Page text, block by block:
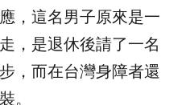
，這名男子原來是一
，是退休後請了一名
，而在台灣身障者還
。